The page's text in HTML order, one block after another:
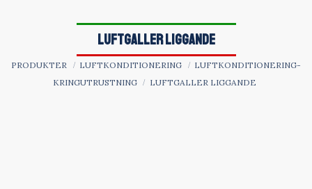
LUFTGALLER LIGGANDE
PRODUKTER LUFTKONDITIONERING
LUFTKONDITIONERING-
KRINGUTRUSTNING
LUFTGALLER LIGGANDE